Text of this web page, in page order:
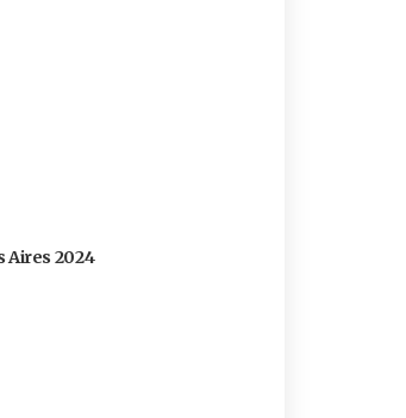
Aires 2024